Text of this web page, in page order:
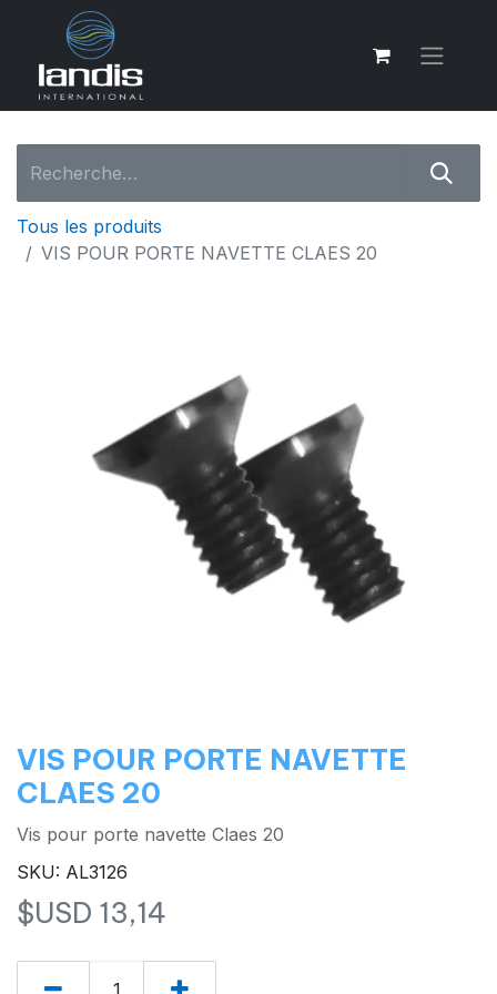
Tous les produits
VIS POUR PORTE NAVETTE CLAES 20
VIS POUR PORTE NAVETTE
CLAES 20
Vis pour porte navette Claes 20
SKU: AL3126
$USD 13,14